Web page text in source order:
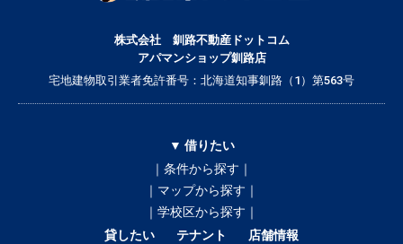
株式会社 釧路不動産ドットコム
アパマンショップ釧路店
宅地建物取引業者免許番号：北海道知事釧路（1）第563号
▼ 借りたい
｜条件から探す｜
｜マップから探す｜
｜学校区から探す｜
貸したい
テナント 店舗情報